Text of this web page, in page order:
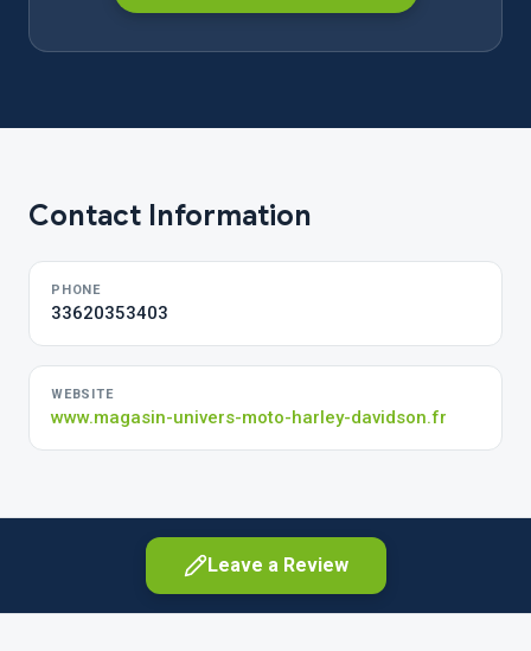
Contact Information
PHONE
33620353403
WEBSITE
www.magasin-univers-moto-harley-davidson.fr
Leave a Review